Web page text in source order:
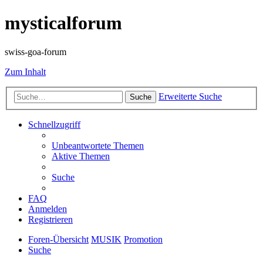
mysticalforum
swiss-goa-forum
Zum Inhalt
Suche Erweiterte Suche
Schnellzugriff
Unbeantwortete Themen
Aktive Themen
Suche
FAQ
Anmelden
Registrieren
Foren-Übersicht MUSIK Promotion
Suche